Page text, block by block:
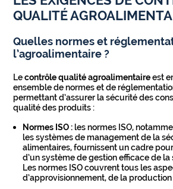
QUALITÉ
Quelles normes et
l’agroalimentaire ?
Lecontrôle qualité agroalimentaireest
ensemble de normes et de
permettant d’assurer la sécurité des
qualité des produits :
Normes ISO :les normes ISO,
les systèmes de management de la
alimentaires, fournissent un cadre
d’un système de gestion efficace de
Les normes ISO couvrent tous les
d’approvisionnement, de la